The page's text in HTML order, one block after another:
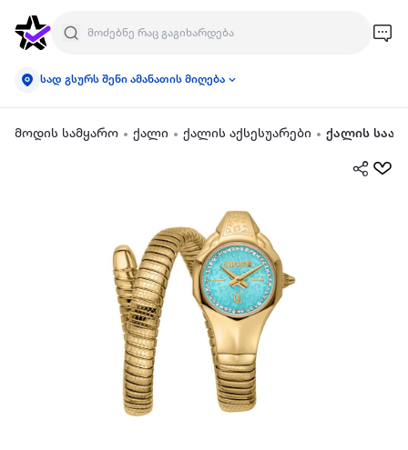
სად გსურს შენი ამანათის მიღება
მოდის სამყარო ქალი ქალის აქსესუარები ქალის